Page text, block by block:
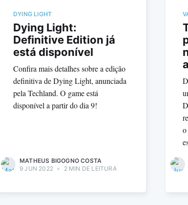
DYING LIGHT
Dying Light:
Definitive Edition já
está disponível
Confira mais detalhes sobre a edição
definitiva de Dying Light, anunciada
pela Techland. O game está
disponível a partir do dia 9!
MATHEUS BIGOGNO COSTA
9 JUN 2022 • 2 MIN DE LEITURA